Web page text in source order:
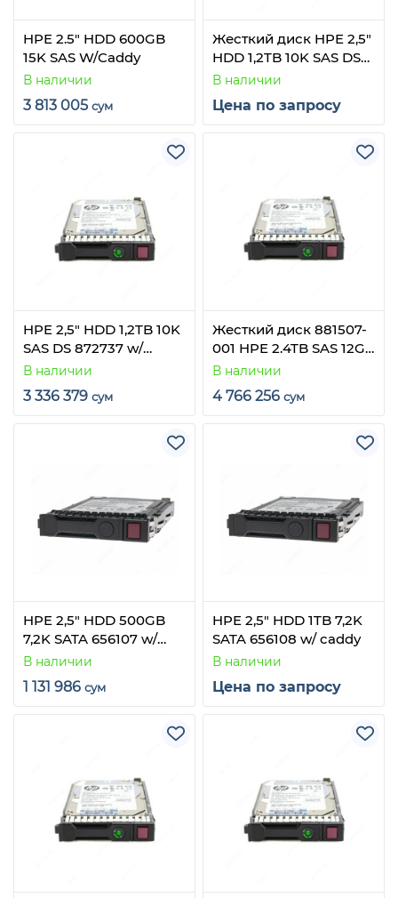
HPE 2.5" HDD 600GB
15K SAS W/Caddy
В наличии
3 813 005 сум
Жесткий диск HPE 2,5"
HDD 1,2TB 10K SAS DS
872737 w caddy
В наличии
Цена по запросу
HPE 2,5" HDD 1,2TB 10K
SAS DS 872737 w/
caddy
В наличии
3 336 379 сум
Жесткий диск 881507-
001 HPE 2.4TB SAS 12G
10K 512e DS SFF for
gen8/gen9/gen10
В наличии
4 766 256 сум
HPE 2,5" HDD 500GB
7,2K SATA 656107 w/
caddy
В наличии
1 131 986 сум
HPE 2,5" HDD 1TB 7,2K
SATA 656108 w/ caddy
В наличии
Цена по запросу